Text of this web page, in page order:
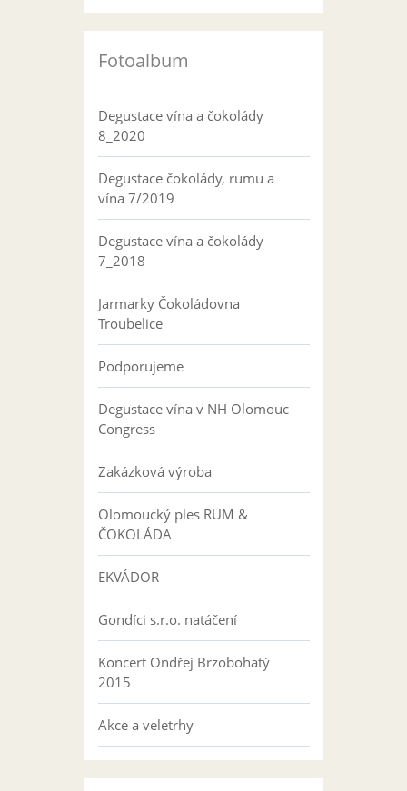
Fotoalbum
Degustace vína a čokolády
8_2020
Degustace čokolády, rumu a
vína 7/2019
Degustace vína a čokolády
7_2018
Jarmarky Čokoládovna
Troubelice
Podporujeme
Degustace vína v NH Olomouc
Congress
Zakázková výroba
Olomoucký ples RUM &
ČOKOLÁDA
EKVÁDOR
Gondíci s.r.o. natáčení
Koncert Ondřej Brzobohatý
2015
Akce a veletrhy